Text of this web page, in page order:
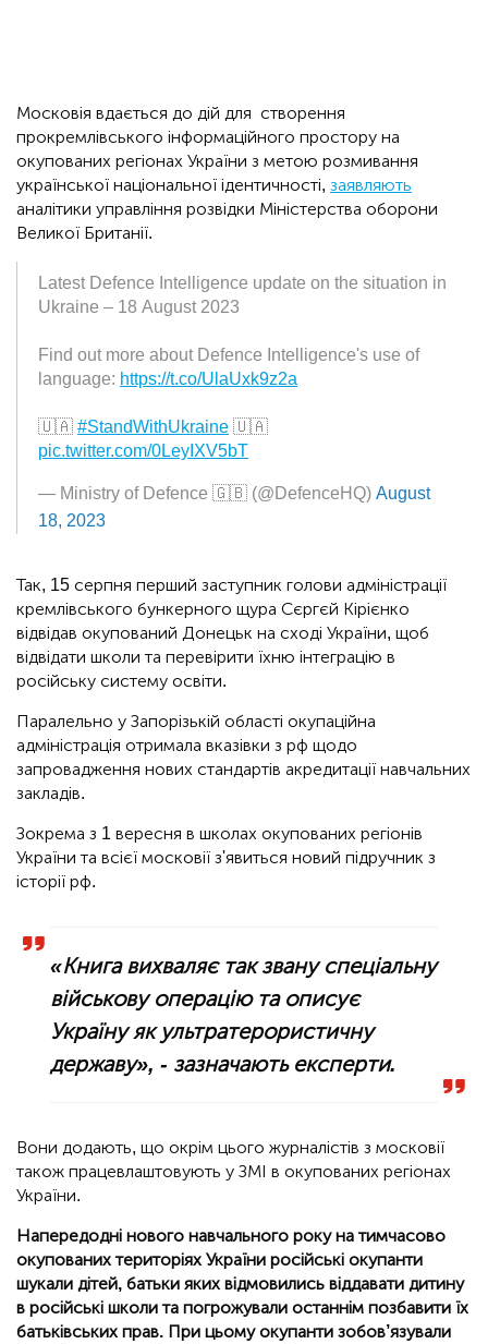
Московія вдається до дій для створення
прокремлівського інформаційного простору на
окупованих регіонах України з метою розмивання
української національної ідентичності, заявляють
аналітики управління розвідки Міністерства оборони
Великої Британії.
Latest Defence Intelligence update on the situation in
Ukraine – 18 August 2023
Find out more about Defence Intelligence's use of
language: https://t.co/UlaUxk9z2a
🇺🇦 #StandWithUkraine 🇺🇦
pic.twitter.com/0LeyIXV5bT
— Ministry of Defence 🇬🇧 (@DefenceHQ) August
18, 2023
Так, 15 серпня перший заступник голови адміністрації
кремлівського бункерного щура Сєргєй Кірієнко
відвідав окупований Донецьк на сході України, щоб
відвідати школи та перевірити їхню інтеграцію в
російську систему освіти.
Паралельно у Запорізькій області окупаційна
адміністрація отримала вказівки з рф щодо
запровадження нових стандартів акредитації навчальних
закладів.
Зокрема з 1 вересня в школах окупованих регіонів
України та всієї московії з'явиться новий підручник з
історії рф.
«Книга вихваляє так звану спеціальну
військову операцію та описує
Україну як ультратерористичну
державу», - зазначають експерти.
Вони додають, що окрім цього журналістів з московії
також працевлаштовують у ЗМІ в окупованих регіонах
України.
Напередодні нового навчального року на тимчасово
окупованих територіях України російські окупанти
шукали дітей, батьки яких відмовились віддавати дитину
в російські школи та погрожували останнім позбавити їх
батьківських прав. При цьому окупанти зобов’язували